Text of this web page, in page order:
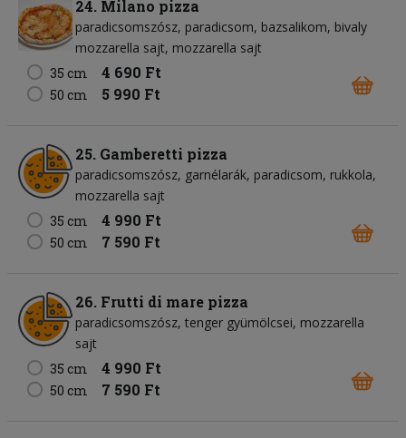
24. Milano pizza
paradicsomszósz paradicsom bazsalikom bivaly
mozzarella sajt mozzarella sajt
35 cm
4 690 Ft
50 cm 5 990 Ft
25. Gamberetti pizza
paradicsomszósz garnélarák paradicsom rukkola
mozzarella sajt
35 cm
4 990 Ft
50 cm 7 590 Ft
26. Frutti di mare pizza
paradicsomszósz tenger gyümölcsei mozzarella
sajt
35 cm
4 990 Ft
50 cm 7 590 Ft